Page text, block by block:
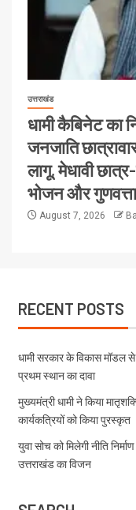
उत्तराखंड
धामी कैबिनेट का
जनजाति
लागू, मेधावी
भोजन और
August 7, 2026
RECENT POSTS
धामी सरकार के विकास मॉडल
प्रथम स्थान का दावा
मुख्यमंत्री धामी ने किया
कार्यकत्रियों को किया पुरस्कृत
युवा सोच को मिलेगी नीति
उत्तराखंड का विजन